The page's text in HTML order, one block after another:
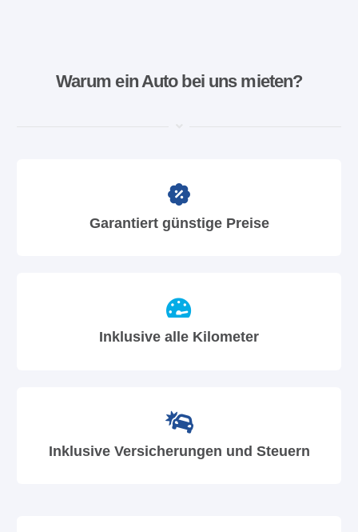
Warum ein Auto bei uns mieten?
Garantiert günstige Preise
Inklusive alle Kilometer
Inklusive Versicherungen und Steuern